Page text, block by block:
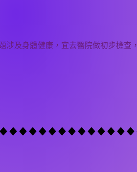
及身體健康，宜去醫院做初步檢查